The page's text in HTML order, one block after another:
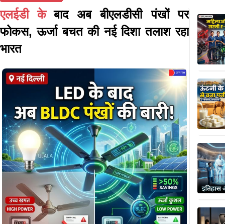
एलईडी के बाद अब बीएलडीसी पंखों पर
फोकस, ऊर्जा बचत की नई दिशा तलाश रहा
भारत